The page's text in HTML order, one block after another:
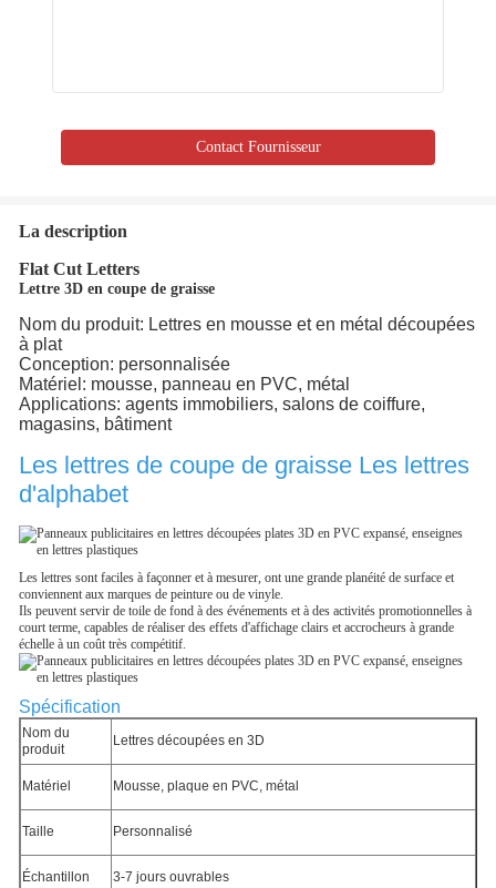
Contact Fournisseur
La description
Flat Cut Letters
Lettre 3D en coupe de graisse
Nom du produit: Lettres en mousse et en métal découpées
à plat
Conception: personnalisée
Matériel: mousse, panneau en PVC, métal
Applications: agents immobiliers, salons de coiffure,
magasins, bâtiment
Les lettres de coupe de graisse Les lettres
d'alphabet
Les lettres sont faciles à façonner et à mesurer, ont une grande planéité de surface et
conviennent aux marques de peinture ou de vinyle.
Ils peuvent servir de toile de fond à des événements et à des activités promotionnelles à
court terme, capables de réaliser des effets d'affichage clairs et accrocheurs à grande
échelle à un coût très compétitif.
Spécification
Nom du
produit
Lettres découpées en 3D
Matériel Mousse, plaque en PVC, métal
Taille Personnalisé
Échantillon 3-7 jours ouvrables